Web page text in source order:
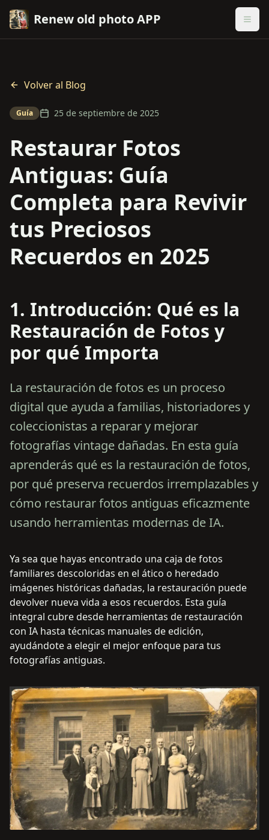
Renew old photo APP
Volver al Blog
Guía 25 de septiembre de 2025
Restaurar Fotos
Antiguas: Guía
Completa para Revivir
tus Preciosos
Recuerdos en 2025
1. Introducción: Qué es la
Restauración de Fotos y
por qué Importa
La restauración de fotos es un proceso
digital que ayuda a familias, historiadores y
coleccionistas a reparar y mejorar
fotografías vintage dañadas. En esta guía
aprenderás qué es la restauración de fotos,
por qué preserva recuerdos irremplazables y
cómo restaurar fotos antiguas eficazmente
usando herramientas modernas de IA.
Ya sea que hayas encontrado una caja de fotos
familiares descoloridas en el ático o heredado
imágenes históricas dañadas, la restauración puede
devolver nueva vida a esos recuerdos. Esta guía
integral cubre desde herramientas de restauración
con IA hasta técnicas manuales de edición,
ayudándote a elegir el mejor enfoque para tus
fotografías antiguas.